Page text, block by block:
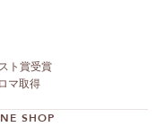
ト賞受賞
マ取得
SHOP